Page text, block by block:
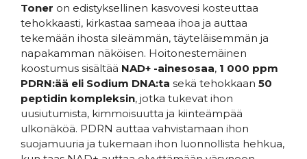
Toner on edistyksellinen kasvovesi kosteuttaa
tehokkaasti, kirkastaa sameaa ihoa ja auttaa
tekemään ihosta sileämmän, täyteläisemmän ja
napakamman näköisen. Hoitonestemäinen
koostumus sisältää NAD+ -ainesosaa, 1 000 ppm
PDRN:ää eli Sodium DNA:ta sekä tehokkaan 50
peptidin kompleksin, jotka tukevat ihon
uusiutumista, kimmoisuutta ja kiinteämpää
ulkonäköä. PDRN auttaa vahvistamaan ihon
suojamuuria ja tukemaan ihon luonnollista hehkua,